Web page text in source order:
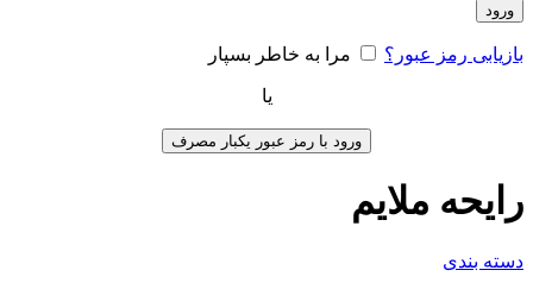
ورود
بازیابی رمز عبور؟ مرا به خاطر بسپار
یا
ورود با رمز عبور یکبار مصرف
رایحه ملایم
دسته بندی